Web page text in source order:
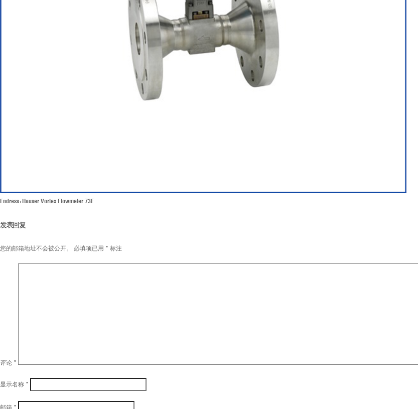
Endress+Hauser Vortex Flowmeter 73F
发表回复
您的邮箱地址不会被公开。 必填项已用 * 标注
评论 *
显示名称 *
邮箱 *